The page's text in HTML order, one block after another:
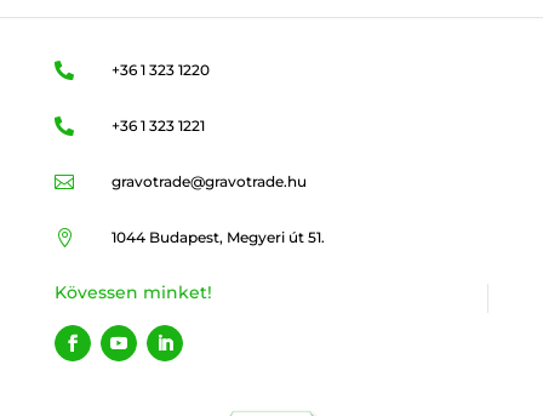
 +36 1 323 1220
 +36 1 323 1221
 gravotrade@gravotrade.hu
 1044 Budapest, Megyeri út 51.
Kövessen minket!